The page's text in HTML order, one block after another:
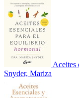
Aceites
Snyder, Mariza